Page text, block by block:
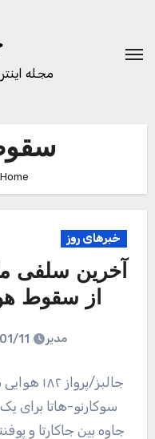
content
مجله
Home
خبرهای روز
آخرین سلفی
از سقوط
مدیر 11
جالبز/
جاوه بین جاکارتا و